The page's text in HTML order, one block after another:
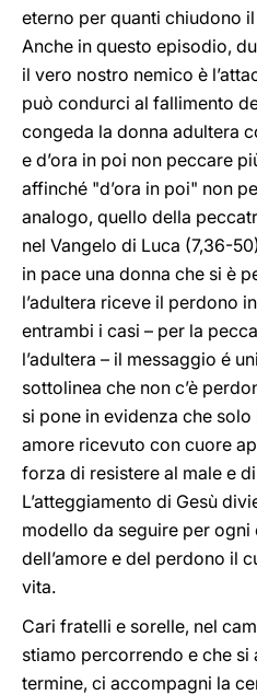
eterno per quanti chiudono
Anche in questo episodio,
il vero nostro nemico è
può condurci al fallimento
congeda la donna adultera
e d’ora in poi non peccare
affinché "d’ora in poi" non
analogo, quello della
nel Vangelo di Luca (7,36-
in pace una donna che si è
l’adultera riceve il perdono
entrambi i casi – per la
l’adultera – il messaggio é
sottolinea che non c’è
si pone in evidenza che
amore ricevuto con cuore
forza di resistere al male e
L’atteggiamento di Gesù
modello da seguire per
dell’amore e del perdono il
vita.
Cari fratelli e sorelle, nel
stiamo percorrendo e che si
termine, ci accompagni la